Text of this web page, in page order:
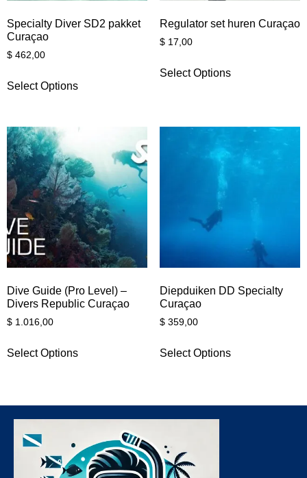
Specialty Diver SD2 pakket
Curaçao
$ 462,00
Select Options
Regulator set huren Curaçao
$17,00
Select Options
Dive Guide (Pro Level) –
Divers Republic Curaçao
$ 1.016,00
Select Options
Diepduiken DD Specialty
Curaçao
$359,00
Select Options